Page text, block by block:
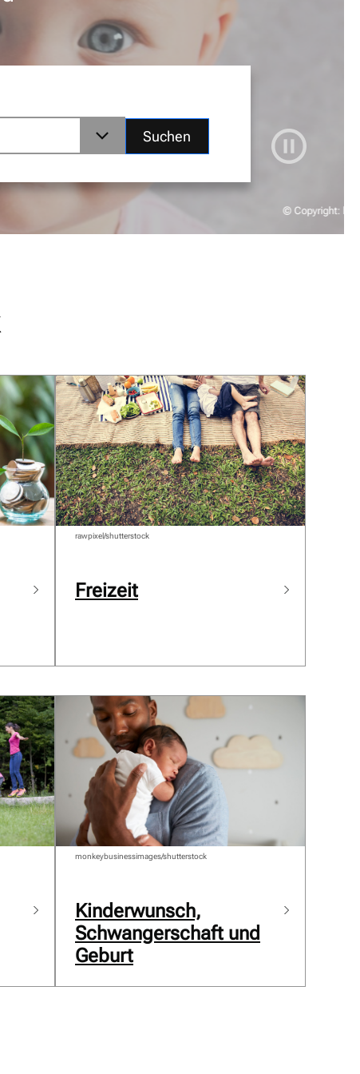
© Copyright: https://pixabay.com/de/
Suchen
Freizeit
rawpixel/shutterstock
Kinderwunsch,
Schwangerschaft und
Geburt
monkeybusinessimages/shutterstock